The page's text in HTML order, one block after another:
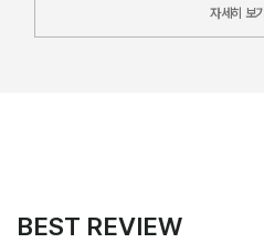
자세히 보기
BEST REVIEW